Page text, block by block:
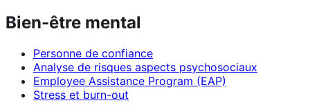
Bien-être mental
Personne de confiance
Analyse de risques aspects psychosociaux
Employee Assistance Program (EAP)
Stress et burn-out